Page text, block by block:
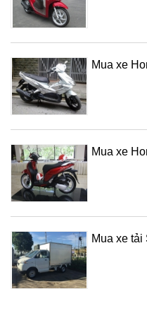
Mua xe
Mua xe
Mua xe